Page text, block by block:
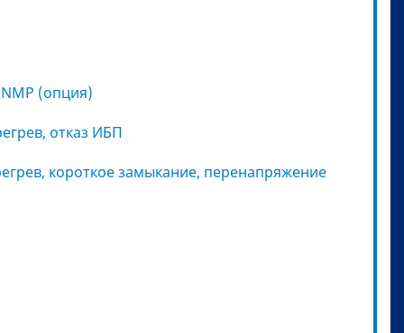
(опция)
отказ ИБП
короткое замыкание, перенапряжение